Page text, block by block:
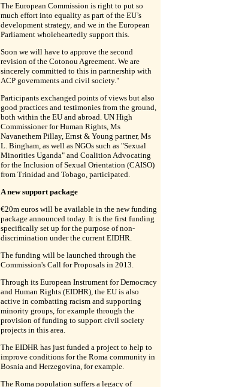
The European Commission is right to put so
much effort into equality as part of the EU’s
development strategy, and we in the European
Parliament wholeheartedly support this.
Soon we will have to approve the second
revision of the Cotonou Agreement. We are
sincerely committed to this in partnership with
ACP governments and civil society."
Participants exchanged points of views but also
good practices and testimonies from the ground,
both within the EU and abroad. UN High
Commissioner for Human Rights, Ms
Navanethem Pillay, Ernst & Young partner, Ms
L. Bingham, as well as NGOs such as "Sexual
Minorities Uganda" and Coalition Advocating
for the Inclusion of Sexual Orientation (CAISO)
from Trinidad and Tobago, participated.
A new support package
€20m euros will be available in the new funding
package announced today. It is the first funding
specifically set up for the purpose of non-
discrimination under the current EIDHR.
The funding will be launched through the
Commission's Call for Proposals in 2013.
Through its European Instrument for Democracy
and Human Rights (EIDHR), the EU is also
active in combatting racism and supporting
minority groups, for example through the
provision of funding to support civil society
projects in this area.
The EIDHR has just funded a project to help to
improve conditions for the Roma community in
Bosnia and Herzegovina, for example.
The Roma population suffers a legacy of